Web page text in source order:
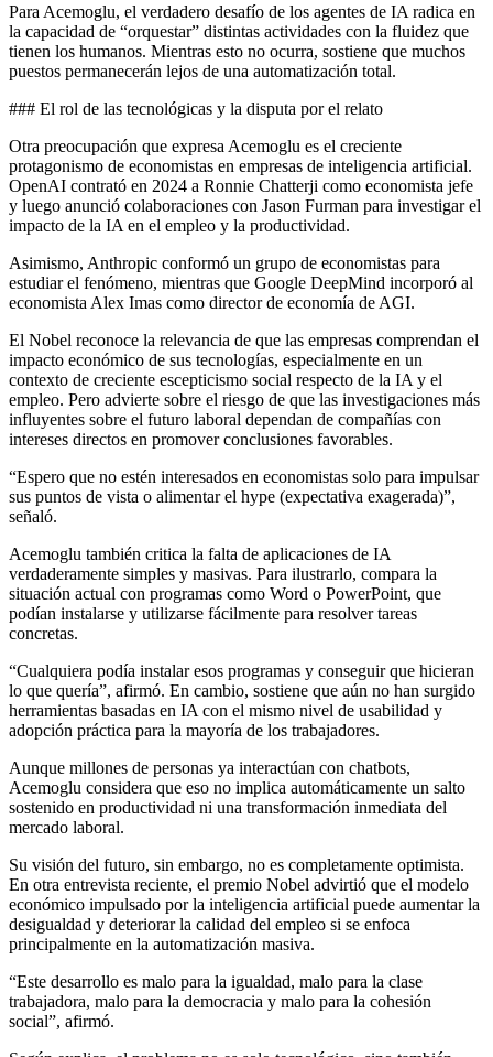
Para Acemoglu, el verdadero desafío de los agentes de IA radica en
la capacidad de “orquestar” distintas actividades con la fluidez que
tienen los humanos. Mientras esto no ocurra, sostiene que muchos
puestos permanecerán lejos de una automatización total.
### El rol de las tecnológicas y la disputa por el relato
Otra preocupación que expresa Acemoglu es el creciente
protagonismo de economistas en empresas de inteligencia artificial.
OpenAI contrató en 2024 a Ronnie Chatterji como economista jefe
y luego anunció colaboraciones con Jason Furman para investigar el
impacto de la IA en el empleo y la productividad.
Asimismo, Anthropic conformó un grupo de economistas para
estudiar el fenómeno, mientras que Google DeepMind incorporó al
economista Alex Imas como director de economía de AGI.
El Nobel reconoce la relevancia de que las empresas comprendan el
impacto económico de sus tecnologías, especialmente en un
contexto de creciente escepticismo social respecto de la IA y el
empleo. Pero advierte sobre el riesgo de que las investigaciones más
influyentes sobre el futuro laboral dependan de compañías con
intereses directos en promover conclusiones favorables.
“Espero que no estén interesados en economistas solo para impulsar
sus puntos de vista o alimentar el hype (expectativa exagerada)”,
señaló.
Acemoglu también critica la falta de aplicaciones de IA
verdaderamente simples y masivas. Para ilustrarlo, compara la
situación actual con programas como Word o PowerPoint, que
podían instalarse y utilizarse fácilmente para resolver tareas
concretas.
“Cualquiera podía instalar esos programas y conseguir que hicieran
lo que quería”, afirmó. En cambio, sostiene que aún no han surgido
herramientas basadas en IA con el mismo nivel de usabilidad y
adopción práctica para la mayoría de los trabajadores.
Aunque millones de personas ya interactúan con chatbots,
Acemoglu considera que eso no implica automáticamente un salto
sostenido en productividad ni una transformación inmediata del
mercado laboral.
Su visión del futuro, sin embargo, no es completamente optimista.
En otra entrevista reciente, el premio Nobel advirtió que el modelo
económico impulsado por la inteligencia artificial puede aumentar la
desigualdad y deteriorar la calidad del empleo si se enfoca
principalmente en la automatización masiva.
“Este desarrollo es malo para la igualdad, malo para la clase
trabajadora, malo para la democracia y malo para la cohesión
social”, afirmó.